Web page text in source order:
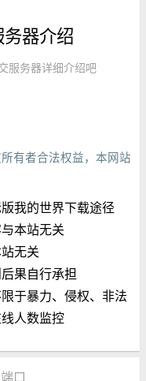
器介绍
服务器详细介绍吧
有者合法权益，本网站
我的世界下载途径
本站无关
无关
果自行承担
于暴力、侵权、非法
人数监控
口